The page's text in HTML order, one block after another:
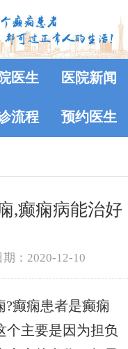
医生 医院新闻
流程 预约医生
,癫痫病能治好
期：2020-12-10
?癫痫患者是癫痫
个主要是因为担负